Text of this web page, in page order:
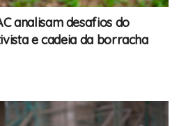
analisam desafios do
e cadeia da borracha